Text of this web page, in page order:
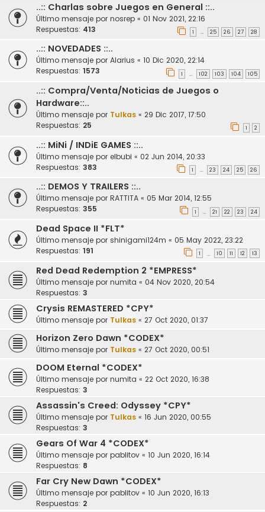
..:: Charlas sobre Juegos en General ::..
Último mensaje por nosrep « 01 Nov 2021, 22:16
Respuestas: 413 1 … 25 26 27 28
..:: NOVEDADES ::..
Último mensaje por Alarius « 10 Dic 2020, 22:14
Respuestas: 1573 1 … 102 103 104 105
..:: Compra/Venta/Noticias de Juegos o
Hardware::..
Último mensaje por Tulkas « 29 Dic 2017, 17:50
Respuestas: 25 1 2
..:: MiNi / INDiE GAMES ::..
Último mensaje por elbubi « 02 Jun 2014, 20:33
Respuestas: 383 1 … 23 24 25 26
..:: DEMOS Y TRAILERS ::..
Último mensaje por RATTITA « 05 Mar 2014, 12:55
Respuestas: 355 1 … 21 22 23 24
Dead Space II *FLT*
Último mensaje por shinigami124m « 05 May 2022, 23:22
Respuestas: 191 1 … 10 11 12 13
Red Dead Redemption 2 *EMPRESS*
Último mensaje por numita « 04 Nov 2020, 20:54
Respuestas: 3
Crysis REMASTERED *CPY*
Último mensaje por Tulkas « 27 Oct 2020, 01:37
Horizon Zero Dawn *CODEX*
Último mensaje por Tulkas « 27 Oct 2020, 00:51
DOOM Eternal *CODEX*
Último mensaje por numita « 22 Oct 2020, 16:38
Respuestas: 3
Assassin's Creed: Odyssey *CPY*
Último mensaje por Tulkas « 16 Jun 2020, 00:55
Respuestas: 3
Gears Of War 4 *CODEX*
Último mensaje por pablitov « 10 Jun 2020, 16:14
Respuestas: 8
Far Cry New Dawn *CODEX*
Último mensaje por pablitov « 10 Jun 2020, 16:13
Respuestas: 2